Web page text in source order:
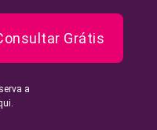
Grátis
a